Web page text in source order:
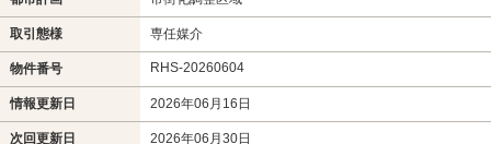
取引態様 専任媒介
物件番号 RHS-20260604
情報更新日 2026年06月16日
次回更新日 2026年06月30日